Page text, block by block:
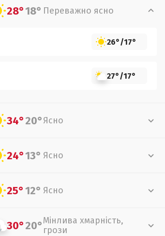
28°18° Переважно ясно
26°/17°
27°/17°
34°20°Ясно
24°13° Ясно
25°12° Ясно
30°20°Мінлива хмарність,
грози